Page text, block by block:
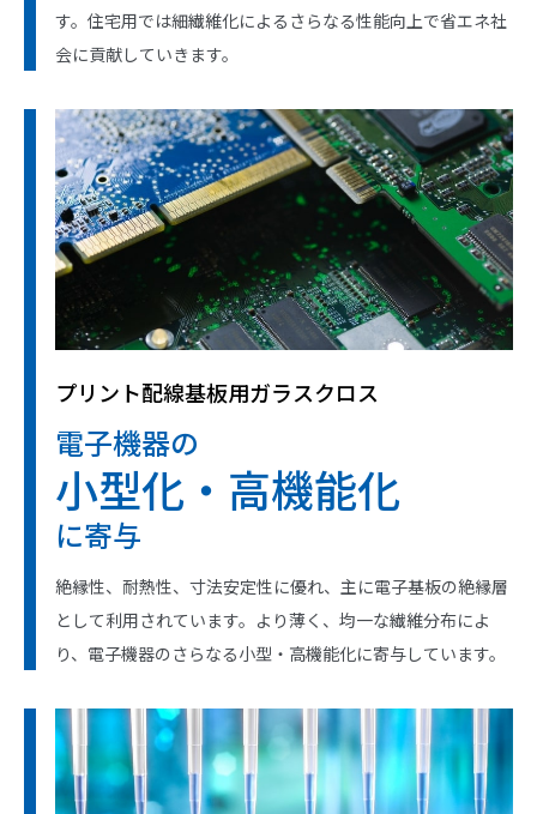
す。住宅用では細繊維化によるさらなる性能向上で省エネ社
会に貢献していきます。
プリント配線基板用ガラスクロス
電子機器の
小型化・高機能化
に寄与
絶縁性、耐熱性、寸法安定性に優れ、主に電子基板の絶縁層
として利用されています。より薄く、均一な繊維分布によ
り、電子機器のさらなる小型・高機能化に寄与しています。